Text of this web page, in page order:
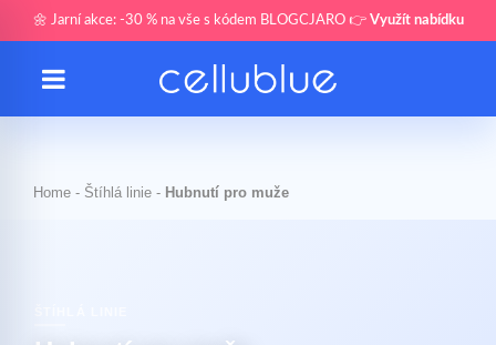
🌼 Jarní akce: -30 % na vše s kódem BLOGCJARO 👉 Využít nabídku
Home - Štíhlá linie - Hubnutí pro muže